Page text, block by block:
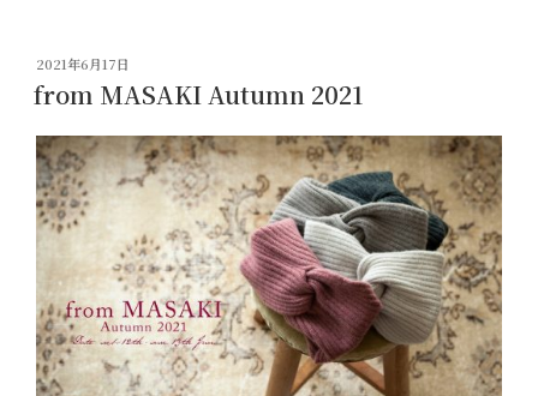
投
稿
日:
2021年6月17日
from MASAKI Autumn 2021